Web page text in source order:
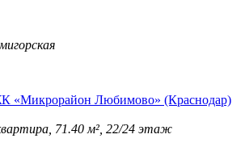
«Микрорайон Любимово» (Краснодар)
71.40 м², 22/24 этаж